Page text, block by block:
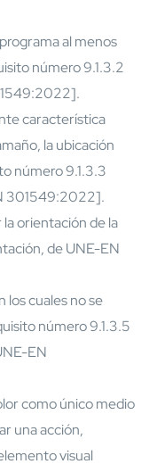
al menos
número 9.1.3.2
característica
la ubicación
número 9.1.3.3
301549:2022].
orientación de la
de UNE-EN
cuales no se
número 9.1.3.5
EN
como único medio
una acción,
visual